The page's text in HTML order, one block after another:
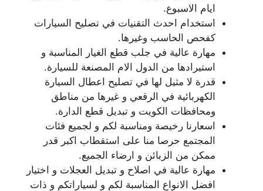
ايام الاسبوع.
استخدام احدث التقنيات في تصليح السيارات
كفحص الحاسب وغيرها.
مهارة عالية في جلب قطع الغيار المناسبة و
استيرادها من الدول الام المصنعة للسيارة.
قدرة لا مثيل لها في تصليح اعطال السيارة
الكهربائية في الرقعي و غيرها من مناطق
ومحافظات الكويت و تبديل قطع الدارة.
اسعارنا رخيصة ومناسبة لكم و لجميع فئات
المجتمع حرصا منا على استقطاب اكبر قدر
ممكن من الزبائن و ارضاء الجميع.
مهارة عالية في اصلاح و تبديل العجلات و اختيار
افضل الانواع المناسبة لكم و لسياراتكم و ذات